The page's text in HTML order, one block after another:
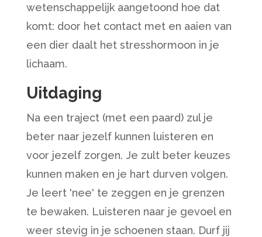
wetenschappelijk aangetoond hoe dat
komt: door het contact met en aaien van
een dier daalt het stresshormoon in je
lichaam.
Uitdaging
Na een traject (met een paard) zul je
beter naar jezelf kunnen luisteren en
voor jezelf zorgen. Je zult beter keuzes
kunnen maken en je hart durven volgen.
Je leert 'nee' te zeggen en je grenzen
te bewaken. Luisteren naar je gevoel en
weer stevig in je schoenen staan. Durf jij